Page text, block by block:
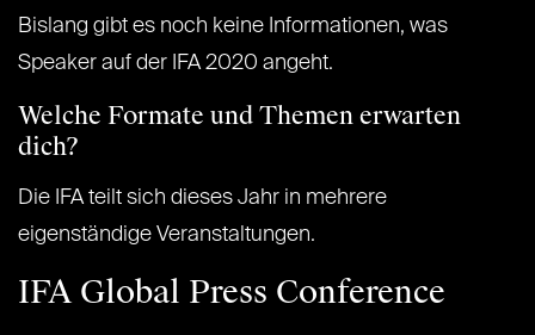
Bislang gibt es noch keine Informationen, was
Speaker auf der IFA 2020 angeht.
Welche Formate und Themen erwarten
dich?
Die IFA teilt sich dieses Jahr in mehrere
eigenständige Veranstaltungen.
IFA Global Press Conference